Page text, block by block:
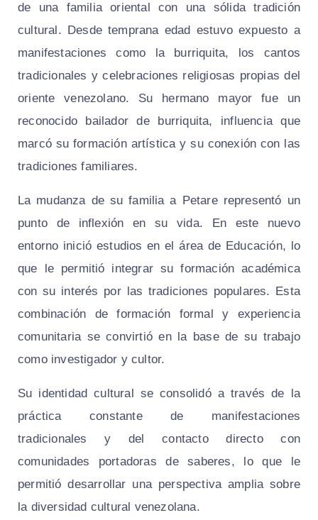
de una familia oriental con una sólida tradición
cultural. Desde temprana edad estuvo expuesto a
manifestaciones como la burriquita, los cantos
tradicionales y celebraciones religiosas propias del
oriente venezolano. Su hermano mayor fue un
reconocido bailador de burriquita, influencia que
marcó su formación artística y su conexión con las
tradiciones familiares.
La mudanza de su familia a Petare representó un
punto de inflexión en su vida. En este nuevo
entorno inició estudios en el área de Educación, lo
que le permitió integrar su formación académica
con su interés por las tradiciones populares. Esta
combinación de formación formal y experiencia
comunitaria se convirtió en la base de su trabajo
como investigador y cultor.
Su identidad cultural se consolidó a través de la
práctica constante de manifestaciones
tradicionales y del contacto directo con
comunidades portadoras de saberes, lo que le
permitió desarrollar una perspectiva amplia sobre
la diversidad cultural venezolana.